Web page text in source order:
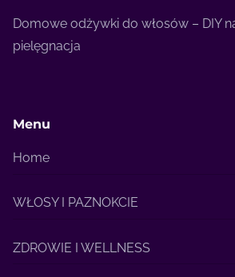
Domowe odżywki do włosów – DIY
pielęgnacja
Menu
Home
WŁOSY I PAZNOKCIE
ZDROWIE I WELLNESS